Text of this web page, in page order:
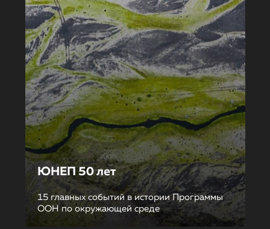
ЮНЕП 50 лет
15 главных событий в истории Программы
ООН по окружающей среде